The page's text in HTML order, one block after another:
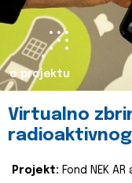
o projektu
Virtualno
Projekt: Fond NEK